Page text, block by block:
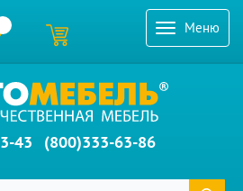
Меню
43 (800)333-63-86